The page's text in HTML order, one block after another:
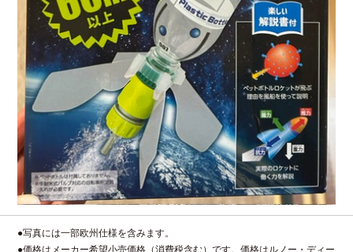
●写真には一部欧州仕様を含みます。
●価格はメーカー希望小売価格（消費税含む）です。価格はルノー・ディー